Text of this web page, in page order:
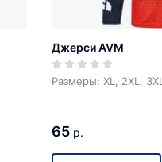
Джерси AVM
Размеры: XL, 2XL, 3XL
65 р.